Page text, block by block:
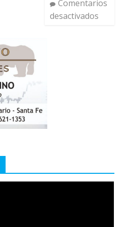
Comentarios
desactivados